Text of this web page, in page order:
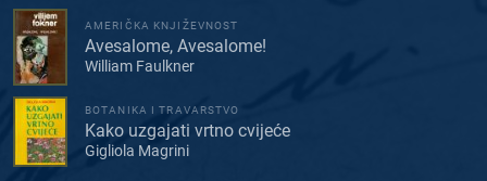
AMERIČKA KNJIŽEVNOST
Avesalome, Avesalome!
William Faulkner
BOTANIKA I TRAVARSTVO
Kako uzgajati vrtno cvijeće
Gigliola Magrini